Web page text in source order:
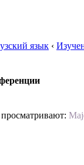
язык ‹